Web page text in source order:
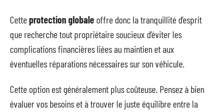
Cetteprotection globale offre donc la tranquillité d’esprit
que recherche tout propriétaire soucieux d’éviter les
complications financières liées au maintien et aux
éventuelles réparations nécessaires sur son véhicule.
Cette option est généralement plus coûteuse. Pensez à bien
évaluer vos besoins et à trouver le juste équilibre entre la